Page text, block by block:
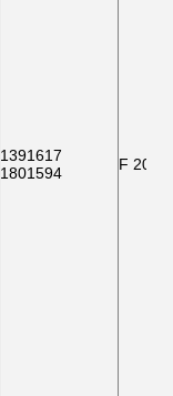
1391617
1801594
F